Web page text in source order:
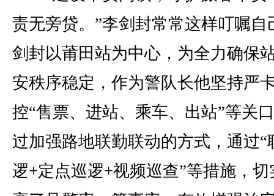
责无旁贷。”李剑封常常这样叮嘱自
剑封以莆田站为中心，为全力确保
安秩序稳定，作为警队长他坚持严
控“售票、进站、乘车、出站”等关
过加强路地联勤联动的方式，通过“
逻+定点巡逻+视频巡查”等措施，切